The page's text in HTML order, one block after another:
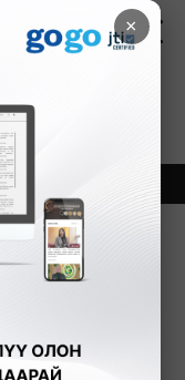
×
хуулийн